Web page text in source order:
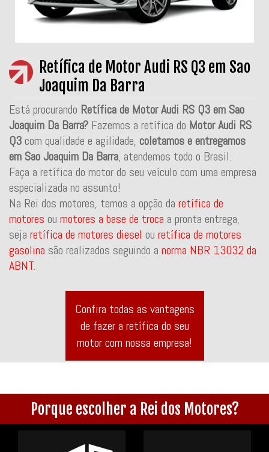
Retífica de Motor Audi RS Q3 em Sao
Joaquim Da Barra
Está procurando Retífica de Motor Audi RS Q3 em Sao
Joaquim Da Barra? Fazemos a retífica do Motor Audi RS
Q3com qualidade e agilidade, coletamos e entregamos
em Sao Joaquim Da Barra, atendemos todo o Brasil.
Faça a retífica do motor do seu veículo com uma empresa
especializada no assunto!
Na Rei dos motores, temos a opção da retífica de
motores ou motores a base de troca a pronta entrega,
seja retífica de motores diesel ou retífica de motores
gasolina são realizados seguindo a norma NBR 13032 da
ABNT.
Confira todas as vantagens
de fazer a retífica do seu
motor com nossa empresa!
Porque escolher a Rei dos Motores?